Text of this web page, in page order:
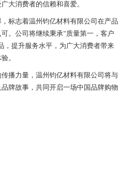
大消费者的信赖和喜爱。
标志着温州钧亿材料有限公司在产品
。公司将继续秉承“质量第一，客户
，提升服务水平，为广大消费者带来
。
播力量，温州钧亿材料有限公司将与
牌故事，共同开启一场中国品牌购物